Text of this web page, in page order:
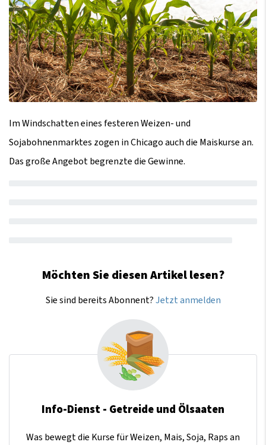
Im Windschatten eines festeren Weizen- und
Sojabohnenmarktes zogen in Chicago auch die Maiskurse an.
Das große Angebot begrenzte die Gewinne.
Möchten Sie diesen Artikel lesen?
Sie sind bereits Abonnent?Jetzt anmelden
Info-Dienst - Getreide und Ölsaaten
Was bewegt die Kurse für Weizen, Mais, Soja, Raps an